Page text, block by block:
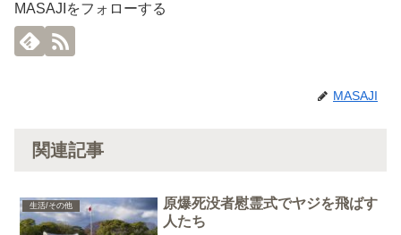
MASAJIをフォローする
MASAJI
関連記事
生活/その他
原爆死没者慰霊式でヤジを飛ばす
人たち